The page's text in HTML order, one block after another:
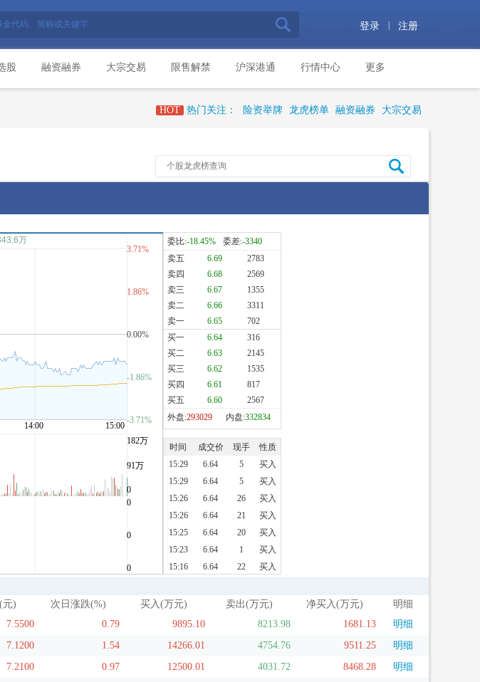
登录 注册
股 融资融券 大宗交易 限售解禁 沪深港通 行情中心 更多
HOT 热门关注： 险资举牌 龙虎榜单 融资融券 大宗交易
元) 次日涨跌(%) 买入(万元) 卖出(万元) 净买入(万元)
明细
7.5500 0.79 9895.10 8213.98 1681.13
明细
7.1200 1.54 14266.01 4754.76 9511.25
明细
7.2100 0.97 12500.01 4031.72 8468.28
明细